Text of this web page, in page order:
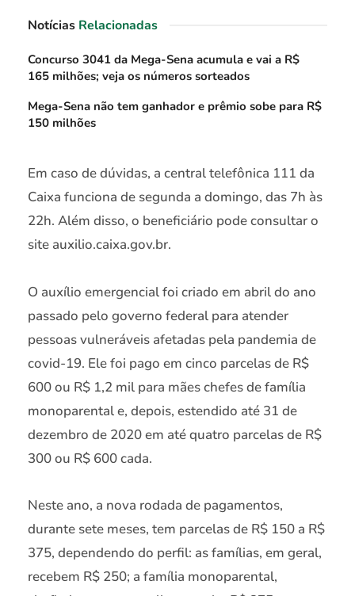
Notícias Relacionadas
Concurso 3041 da Mega-Sena acumula e vai a R$
165 milhões; veja os números sorteados
Mega-Sena não tem ganhador e prêmio sobe para R$
150 milhões
Em caso de dúvidas, a central telefônica 111 da
Caixa funciona de segunda a domingo, das 7h às
22h. Além disso, o beneficiário pode consultar o
site auxilio.caixa.gov.br.
O auxílio emergencial foi criado em abril do ano
passado pelo governo federal para atender
pessoas vulneráveis afetadas pela pandemia de
covid-19. Ele foi pago em cinco parcelas de R$
600 ou R$ 1,2 mil para mães chefes de família
monoparental e, depois, estendido até 31 de
dezembro de 2020 em até quatro parcelas de R$
300 ou R$ 600 cada.
Neste ano, a nova rodada de pagamentos,
durante sete meses, tem parcelas de R$ 150 a R$
375, dependendo do perfil: as famílias, em geral,
recebem R$ 250; a família monoparental,